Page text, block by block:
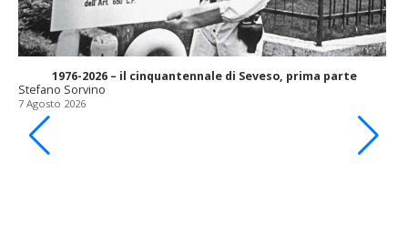
1976-2026 – il cinquantennale di Seveso, prima parte
Stefano Sorvino
7 Agosto 2026